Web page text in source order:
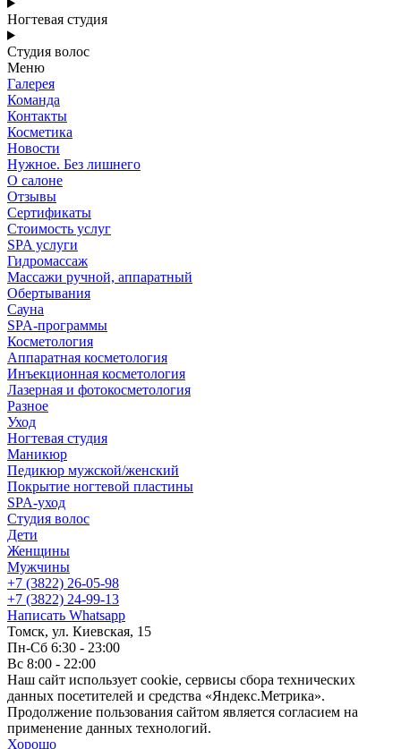
Ногтевая студия
Студия волос
Меню
Галерея
Команда
Контакты
Косметика
Новости
Нужное. Без лишнего
О салоне
Отзывы
Сертификаты
Стоимость услуг
SPA услуги
Гидромассаж
Массажи ручной, аппаратный
Обертывания
Сауна
SPA-программы
Косметология
Аппаратная косметология
Инъекционная косметология
Лазерная и фотокосметология
Разное
Уход
Ногтевая студия
Маникюр
Педикюр мужской/женский
Покрытие ногтевой пластины
SPA-уход
Студия волос
Дети
Женщины
Мужчины
+7 (3822) 26-05-98
+7 (3822) 24-99-13
Написать Whatsapp
Томск, ул. Киевская, 15
Пн-Сб 6:30 - 23:00
Вс 8:00 - 22:00
Наш сайт использует cookie, сервисы сбора технических
данных посетителей и средства «Яндекс.Метрика».
Продолжение пользования сайтом является согласием на
применение данных технологий.
Хорошо